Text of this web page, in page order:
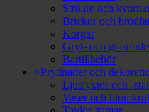
Ströare och
Brickor och
Korgar
Gryt- och
Bartillbehör
>Prydnader och
Ljuslyktor och -
Vaser och